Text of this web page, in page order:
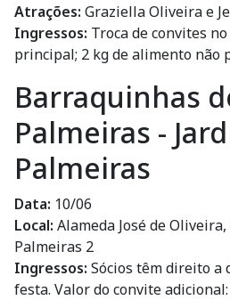
Atrações: Graziella Oliveira e
Ingressos: Troca de convites
principal; 2 kg de alimento não
Barraquinhas
Palmeiras -
Palmeiras
Data: 10/06
Local: Alameda José de
Palmeiras 2
Ingressos: Sócios têm direito a
festa. Valor do convite adicional: